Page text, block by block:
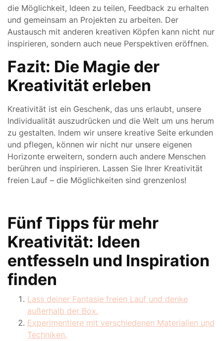
die Möglichkeit, Ideen zu teilen, Feedback zu erhalten
und gemeinsam an Projekten zu arbeiten. Der
Austausch mit anderen kreativen Köpfen kann nicht nur
inspirieren, sondern auch neue Perspektiven eröffnen.
Fazit: Die Magie der
Kreativität erleben
Kreativität ist ein Geschenk, das uns erlaubt, unsere
Individualität auszudrücken und die Welt um uns herum
zu gestalten. Indem wir unsere kreative Seite erkunden
und pflegen, können wir nicht nur unsere eigenen
Horizonte erweitern, sondern auch andere Menschen
berühren und inspirieren. Lassen Sie Ihrer Kreativität
freien Lauf – die Möglichkeiten sind grenzenlos!
Fünf Tipps für mehr
Kreativität: Ideen
entfesseln und Inspiration
finden
Lass deiner Fantasie freien Lauf und denke
außerhalb der Box.
Experimentiere mit verschiedenen Materialien und
Techniken.